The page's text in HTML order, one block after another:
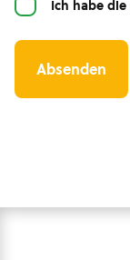
Ich habe die